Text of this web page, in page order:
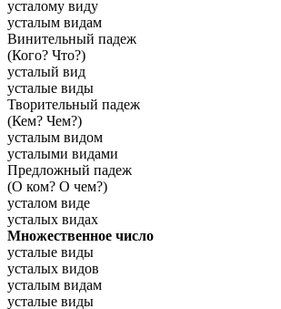
усталому виду
усталым видам
Винительный падеж
(Кого? Что?)
усталый вид
усталые виды
Творительный падеж
(Кем? Чем?)
усталым видом
усталыми видами
Предложный падеж
(О ком? О чем?)
усталом виде
усталых видах
Множественное число
усталые виды
усталых видов
усталым видам
усталые виды